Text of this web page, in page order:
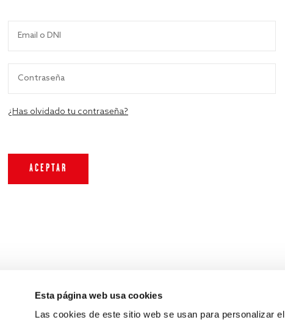
Esta página web usa cookies
Las cookies de este sitio web se usan para personalizar
¿Has olvidado tu contraseña?